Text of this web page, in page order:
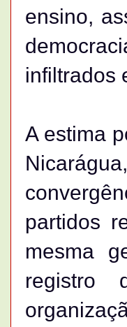
ensino,
infiltrados
A estima
partidos
mesma
registro